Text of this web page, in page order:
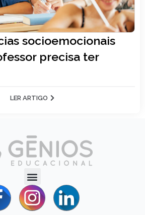
socioemocionais
precisa ter
LER ARTIGO